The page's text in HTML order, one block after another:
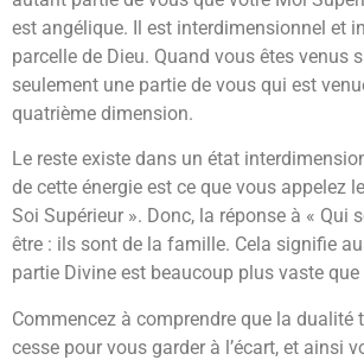
est angélique. Il est interdimensionnel et
parcelle de Dieu. Quand vous êtes venus
seulement une partie de vous qui est
quatrième dimension.
Le reste existe dans un état
de cette énergie est ce que vous appelez
Soi Supérieur ». Donc, la réponse à « Qui
être : ils sont de la famille. Cela signifie
partie Divine est beaucoup plus vaste que
Commencez à comprendre que la dualité
cesse pour vous garder à l’écart, et ainsi